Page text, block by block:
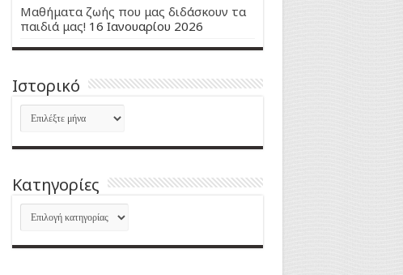
Μαθήματα ζωής που μας διδάσκουν τα
παιδιά μας! 16 Ιανουαρίου 2026
Ιστορικό
Ιστορικό
Kατηγορίες
Kατηγορίες